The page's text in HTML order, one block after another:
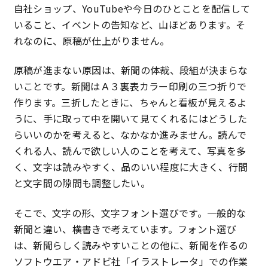
特定商取引法に基づく表記
プライバシーポリシー
自社ショップ、YouTubeや今日のひとことを配信して
いること、イベントの告知など、山ほどあります。そ
れなのに、原稿が仕上がりません。
原稿が進まない原因は、新聞の体裁、段組が決まらな
いことです。新聞はＡ３裏表カラー印刷の三つ折りで
作ります。三折したときに、ちゃんと看板が見えるよ
うに、手に取って中を開いて見てくれるにはどうした
らいいのかを考えると、なかなか進みません。読んで
くれる人、読んで欲しい人のことを考えて、写真を多
く、文字は読みやすく、品のいい程度に大きく、行間
と文字間の隙間も調整したい。
そこで、文字の形、文字フォント選びです。一般的な
新聞と違い、横書きで考えています。フォント選び
は、新聞らしく読みやすいことの他に、新聞を作るの
ソフトウエア・アドビ社「イラストレータ」での作業